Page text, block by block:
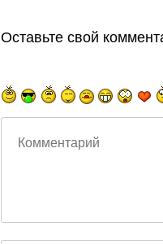
Оставьте свой